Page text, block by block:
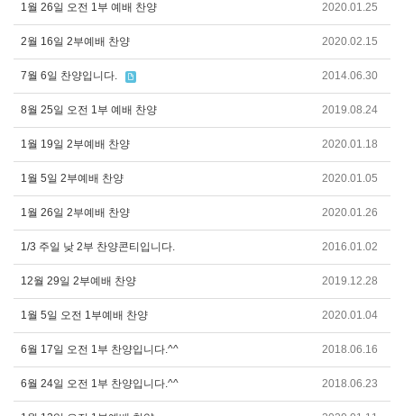
1월 26일 오전 1부 예배 찬양 2020.01.25
2월 16일 2부예배 찬양 2020.02.15
7월 6일 찬양입니다. 2014.06.30
8월 25일 오전 1부 예배 찬양 2019.08.24
1월 19일 2부예배 찬양 2020.01.18
1월 5일 2부예배 찬양 2020.01.05
1월 26일 2부예배 찬양 2020.01.26
1/3 주일 낮 2부 찬양콘티입니다. 2016.01.02
12월 29일 2부예배 찬양 2019.12.28
1월 5일 오전 1부예배 찬양 2020.01.04
6월 17일 오전 1부 찬양입니다.^^ 2018.06.16
6월 24일 오전 1부 찬양입니다.^^ 2018.06.23